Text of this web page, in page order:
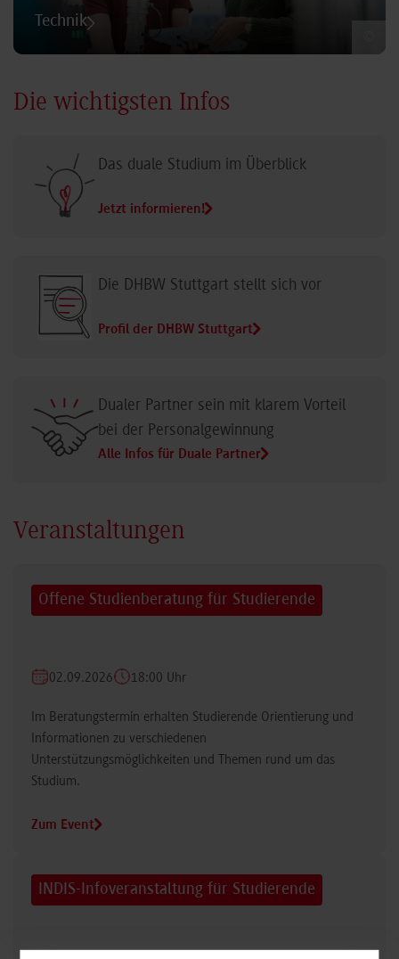
Technik
Die wichtigsten Infos
Das duale Studium im Überblick
Jetzt informieren!
Die DHBW Stuttgart stellt sich vor
Profil der DHBW Stuttgart
Dualer Partner sein mit klarem Vorteil
bei der Personalgewinnung
Alle Infos für Duale Partner
Veranstaltungen
Offene Studienberatung für Studierende
02.09.2026 18:00 Uhr
Im Beratungstermin erhalten Studierende Orientierung und
Informationen zu verschiedenen
Unterstützungsmöglichkeiten und Themen rund um das
Studium.
Zum Event
INDIS-Infoveranstaltung für Studierende